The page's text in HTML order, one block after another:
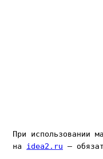
При использовании
на idea2.ru —